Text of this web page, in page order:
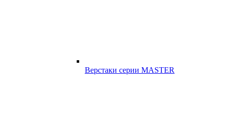
Верстаки серии MASTER